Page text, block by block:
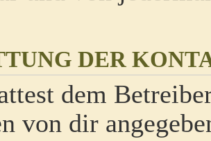
DER
dem
von dir